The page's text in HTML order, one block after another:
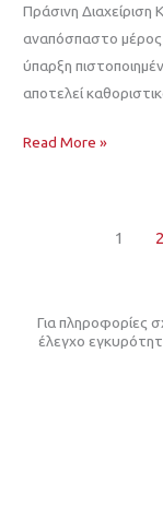
Πράσινη
αναπόσπαστο μέρος
ύπαρξη
αποτελεί
Read More »
1 2
Για πληροφορίες
έλεγχο